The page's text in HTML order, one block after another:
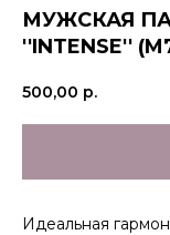
МУЖСКАЯ
''INTENSE''
500,00 р.
Идеальная